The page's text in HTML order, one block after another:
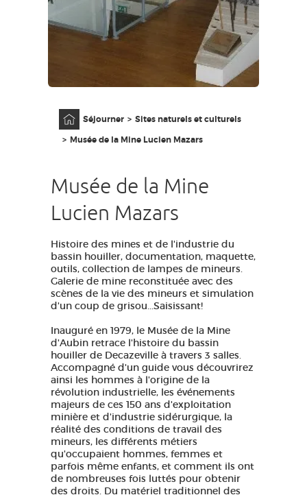
MA SÉLECTION
FR
Séjourner
Sites naturels et culturels
Musée de la Mine Lucien Mazars
Musée de la Mine
Lucien Mazars
Histoire des mines et de l'industrie du
bassin houiller, documentation, maquette,
outils, collection de lampes de mineurs.
Galerie de mine reconstituée avec des
scènes de la vie des mineurs et simulation
d'un coup de grisou...Saisissant!
Inauguré en 1979, le Musée de la Mine
d'Aubin retrace l'histoire du bassin
houiller de Decazeville à travers 3 salles.
Accompagné d'un guide vous découvrirez
ainsi les hommes à l'origine de la
révolution industrielle, les événements
majeurs de ces 150 ans d'exploitation
minière et d'industrie sidérurgique, la
réalité des conditions de travail des
mineurs, les différents métiers
qu'occupaient hommes, femmes et
parfois même enfants, et comment ils ont
de nombreuses fois luttés pour obtenir
des droits. Du matériel traditionnel des